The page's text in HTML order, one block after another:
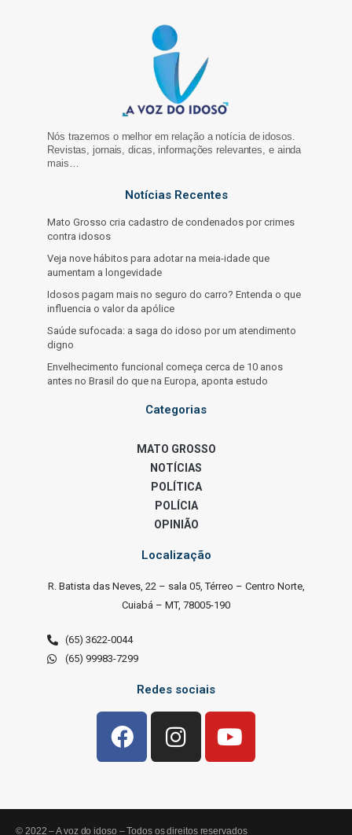
Nós trazemos o melhor em relação a notícia de idosos.
Revistas, jornais, dicas, informações relevantes, e ainda
mais…
Notícias Recentes
Mato Grosso cria cadastro de condenados por crimes
contra idosos
Veja nove hábitos para adotar na meia-idade que
aumentam a longevidade
Idosos pagam mais no seguro do carro? Entenda o que
influencia o valor da apólice
Saúde sufocada: a saga do idoso por um atendimento
digno
Envelhecimento funcional começa cerca de 10 anos
antes no Brasil do que na Europa, aponta estudo
Categorias
MATO GROSSO
NOTÍCIAS
POLÍTICA
POLÍCIA
OPINIÃO
Localização
R. Batista das Neves, 22 – sala 05, Térreo – Centro Norte,
Cuiabá – MT, 78005-190
(65) 3622-0044
(65) 99983-7299
Redes sociais
© 2022 – A voz do idoso – Todos os direitos reservados